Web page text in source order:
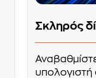
Σκληρός